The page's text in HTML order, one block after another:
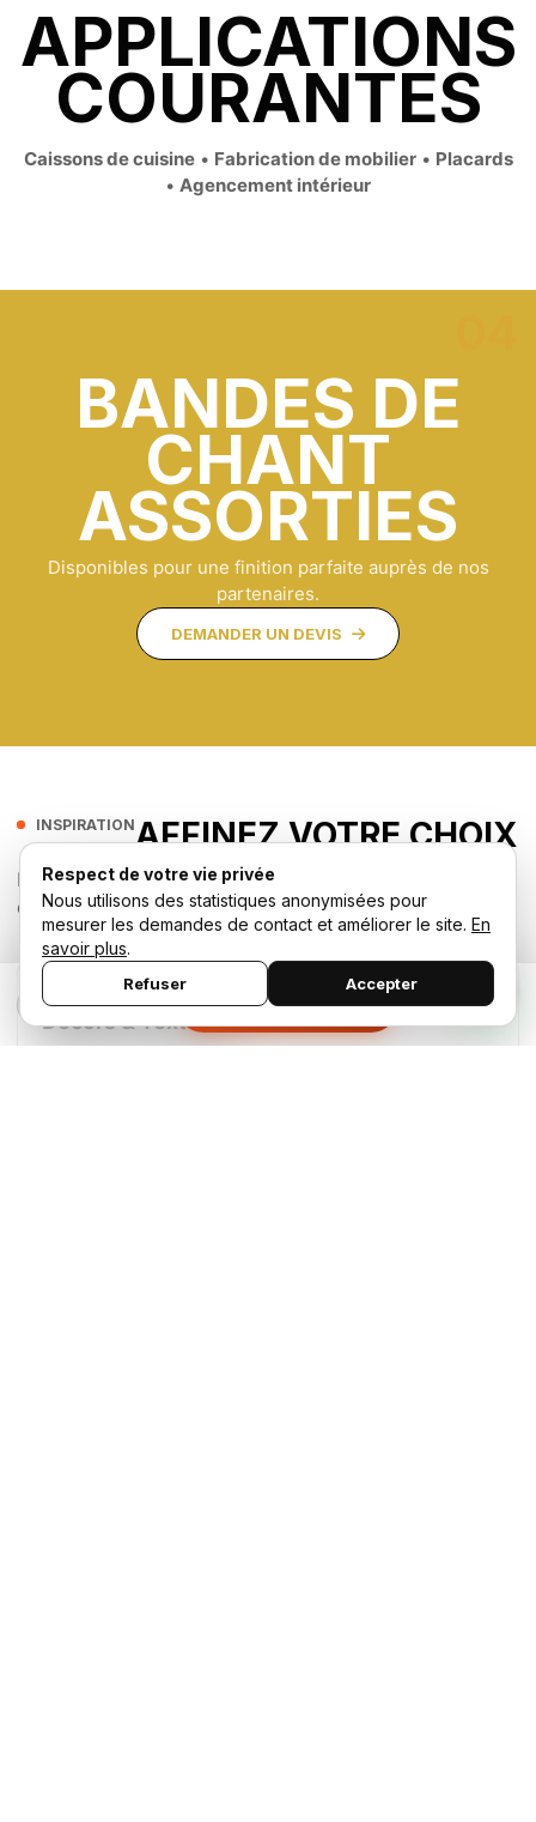
APPLICATIONS
COURANTES
Caissons de cuisine• Fabrication de mobilier• Placards
• Agencement intérieur
BANDES DE
CHANT
ASSORTIES
Disponibles pour une finition parfaite auprès de nos
partenaires.
DEMANDER UN DEVIS
INSPIRATIONAFFINEZ VOTRE CHOIX
Explorez les décors, vérifiez les applications et
découvrez nos conseils d’entretien.
Décors & Textures
Demander un devis
Respect de votre vie privée
Nous utilisons des statistiques anonymisées pour
mesurer les demandes de contact et améliorer le site. En
savoir plus.
Refuser Accepter